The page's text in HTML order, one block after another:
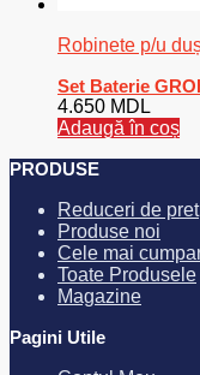
Robinete p/u
Set Baterie
4.650 MDL
Adaugă în coș
PRODUSE
Reduceri de pret
Produse noi
Cele mai
Toate Produsele
Magazine
Pagini Utile